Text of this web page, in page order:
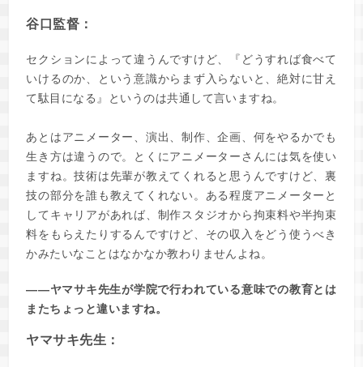
谷口監督：
セクションによって違うんですけど、『どうすれば食べて
いけるのか、という意識からまず入らないと、絶対に甘え
て駄目になる』というのは共通して言いますね。
あとはアニメーター、演出、制作、企画、何をやるかでも
生き方は違うので。とくにアニメーターさんには気を使い
ますね。技術は先輩が教えてくれると思うんですけど、裏
技の部分を誰も教えてくれない。ある程度アニメーターと
してキャリアがあれば、制作スタジオから拘束料や半拘束
料をもらえたりするんですけど、その収入をどう使うべき
かみたいなことはなかなか教わりませんよね。
――ヤマサキ先生が学院で行われている意味での教育とは
またちょっと違いますね。
ヤマサキ先生：